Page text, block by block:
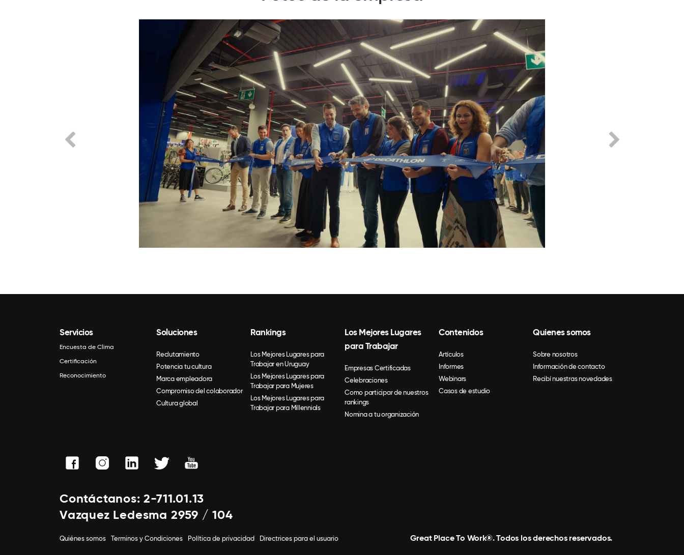
Servicios
Encuesta de Clima
Certificación
Reconocimiento
Soluciones
Reclutamiento
Potencia tu cultura
Marca empleadora
Compromiso del colaborador
Cultura global
Rankings
Los Mejores Lugares para
Trabajar en Uruguay
Los Mejores Lugares para
Trabajar para Mujeres
Los Mejores Lugares para
Trabajar para Millennials
Los Mejores Lugares
para Trabajar
Empresas Certificadas
Celebraciones
Como participar de nuestros
rankings
Nomina a tu organización
Contenidos
Artículos
Informes
Webinars
Casos de estudio
Quienes somos
Sobre nosotros
Información de contacto
Recibí nuestras novedades
Contáctanos: 2-711.01.13
Vazquez Ledesma 2959 / 104
Quiénes somos Terminos y Condiciones Política de privacidad Directrices para el usuario Great Place To Work®. Todos los derechos reservados.